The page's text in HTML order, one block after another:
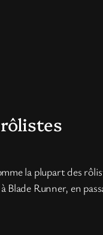
la plupart des
Blade Runner, en